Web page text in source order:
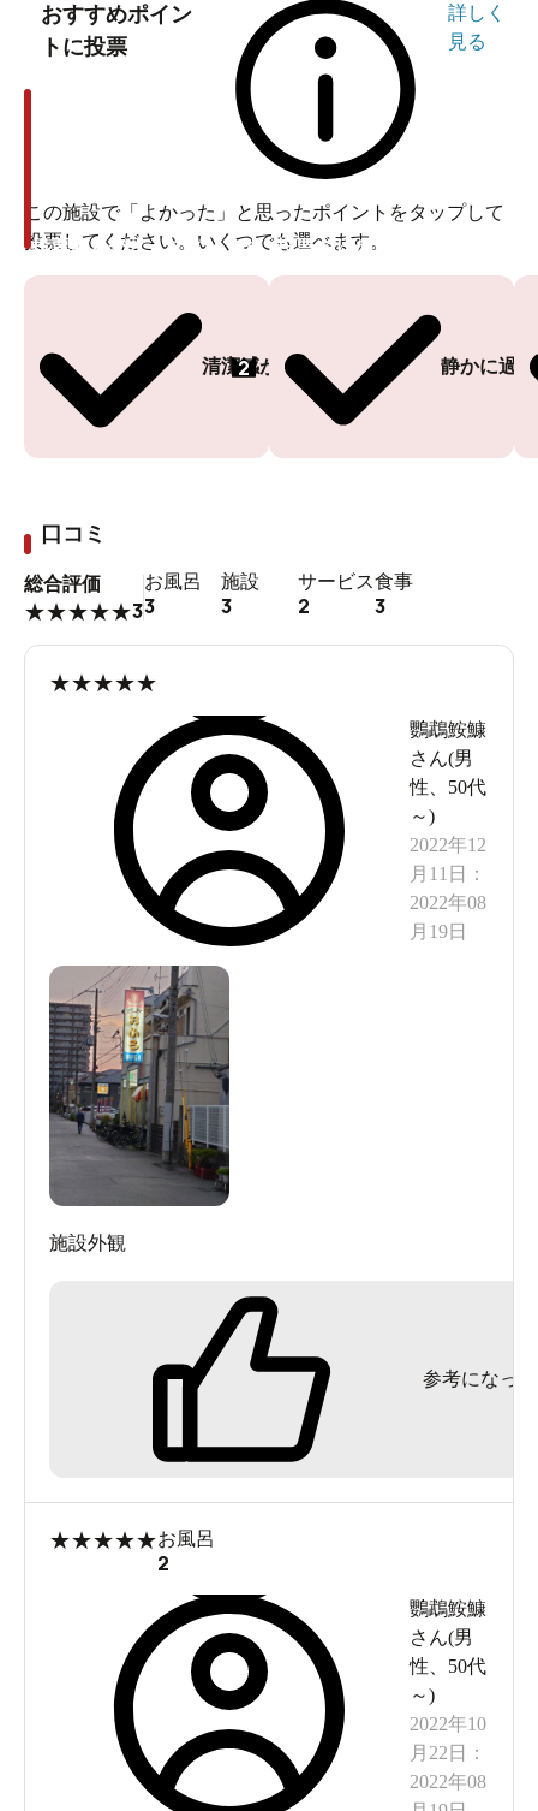
おすすめポイン
トに投票
詳しく
見る
この施設で「よかった」と思ったポイントをタップして
投票してください。いくつでも選べます。
清潔感がある
2
投票ありがとうございます
静かに過
投票ありがとうございます
口コミ
総合評価
★★★★★3
お風呂
3
施設
3
サービス
2
食事
3
★★★★★
鸚鵡鮟鱇
さん(男
性
50代
～)
2022年12
月11日
：
2022年08
月19日
施設外観
参考になった
★★★★★お風呂
2
鸚鵡鮟鱇
さん(男
性
50代
～)
2022年10
月22日
：
2022年08